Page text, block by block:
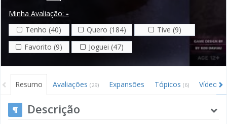
Minha Avaliação: -
Tenho (40)
Quero (184)
Tive (9)
Favorito (9)
Joguei (47)
Resumo Avaliações (29) Expansões Tópicos (6) Vídeos
Descrição